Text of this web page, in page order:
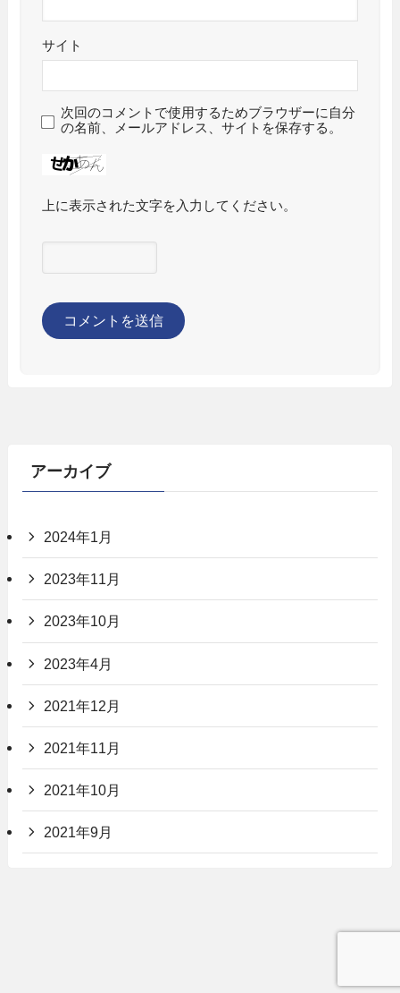
サイト
次回のコメントで使用するためブラウザーに自分
の名前、メールアドレス、サイトを保存する。
上に表示された文字を入力してください。
アーカイブ
2024年1月
2023年11月
2023年10月
2023年4月
2021年12月
2021年11月
2021年10月
2021年9月